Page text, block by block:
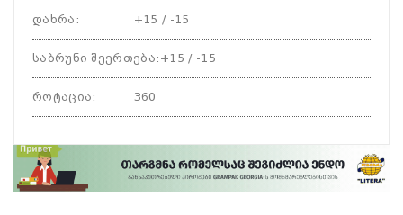
დახრა : +15 / -15
საბრუნი შეერთება: +15 / -15
როტაცია: 360